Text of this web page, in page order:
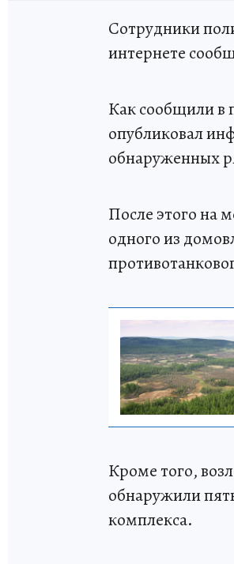
Сотрудники
интернете
Как сообщили в
опубликовал
обнаруженных
После этого на
одного из
Кроме того,
обнаружили
комплекса.